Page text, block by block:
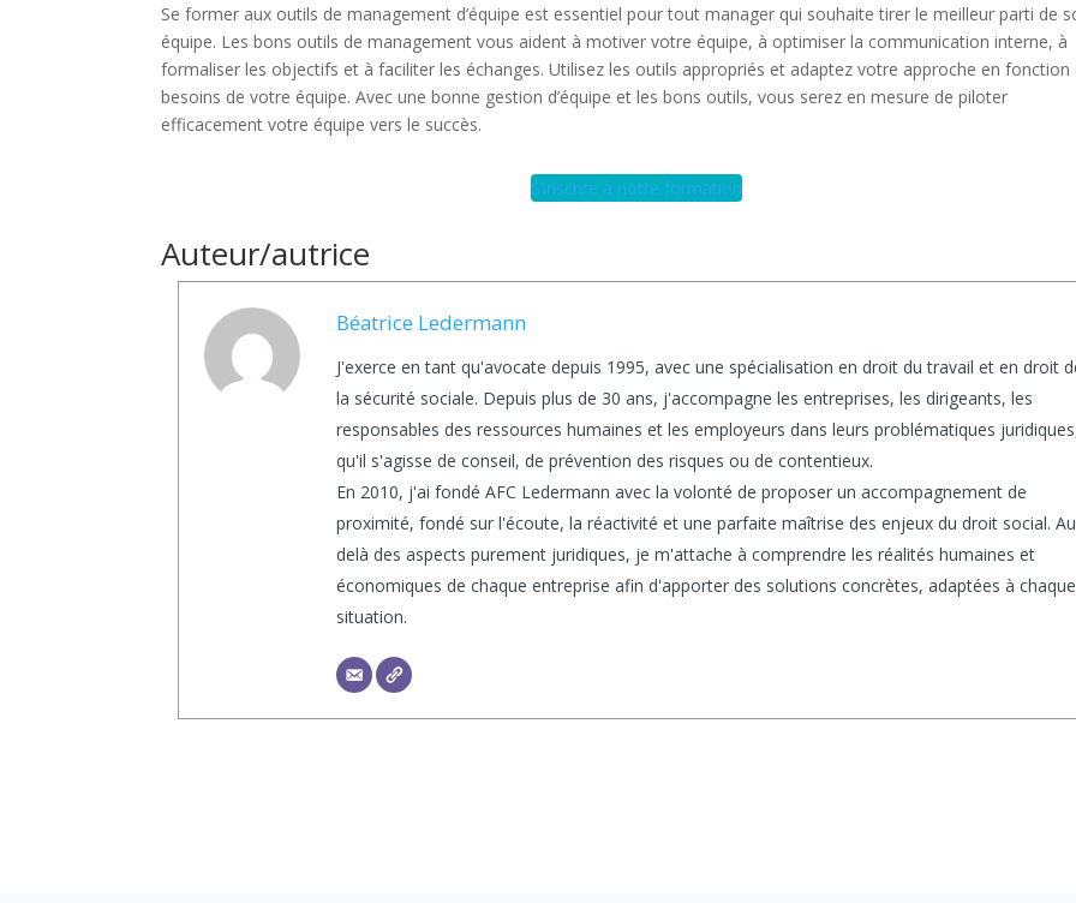
Se former aux outils de management d’équipe est essentiel pour tout manager qui souhaite tirer le meilleur parti de
équipe. Les bons outils de management vous aident à motiver votre équipe, à optimiser la communication interne, à
formaliser les objectifs et à faciliter les échanges. Utilisez les outils appropriés et adaptez votre approche en fonction
besoins de votre équipe. Avec une bonne gestion d’équipe et les bons outils, vous serez en mesure de piloter
efficacement votre équipe vers le succès.
S’inscrire à notre formation
Auteur/autrice
Béatrice Ledermann
J'exerce en tant qu'avocate depuis 1995, avec une spécialisation en droit du travail et en droit
la sécurité sociale. Depuis plus de 30 ans, j'accompagne les entreprises, les dirigeants, les
responsables des ressources humaines et les employeurs dans leurs problématiques
qu'il s'agisse de conseil, de prévention des risques ou de contentieux.
En 2010, j'ai fondé AFC Ledermann avec la volonté de proposer un accompagnement de
proximité, fondé sur l'écoute, la réactivité et une parfaite maîtrise des enjeux du droit social.
delà des aspects purement juridiques, je m'attache à comprendre les réalités humaines et
économiques de chaque entreprise afin d'apporter des solutions concrètes, adaptées à chaque
situation.